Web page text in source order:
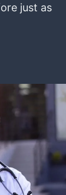
just as